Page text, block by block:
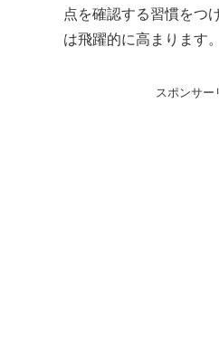
点を確認する習慣をつ
は飛躍的に高まります。
スポンサー